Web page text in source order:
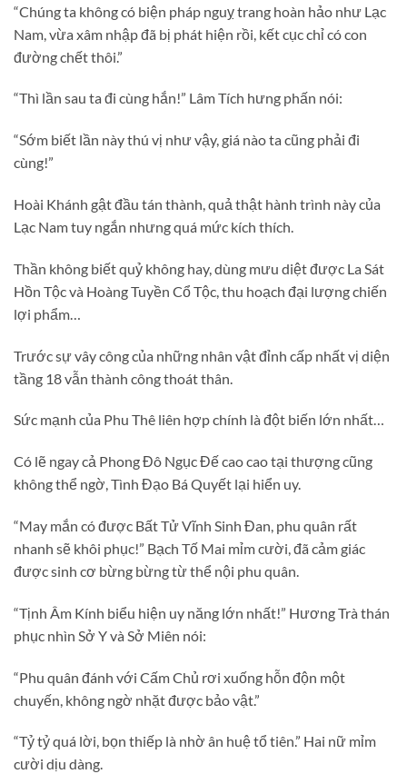
“Chúng ta không có biện pháp nguỵ trang hoàn hảo như Lạc
Nam, vừa xâm nhập đã bị phát hiện rồi, kết cục chỉ có con
đường chết thôi.”
“Thì lần sau ta đi cùng hắn!” Lâm Tích hưng phấn nói:
“Sớm biết lần này thú vị như vậy, giá nào ta cũng phải đi
cùng!”
Hoài Khánh gật đầu tán thành, quả thật hành trình này của
Lạc Nam tuy ngắn nhưng quá mức kích thích.
Thần không biết quỷ không hay, dùng mưu diệt được La Sát
Hồn Tộc và Hoàng Tuyền Cổ Tộc, thu hoạch đại lượng chiến
lợi phẩm…
Trước sự vây công của những nhân vật đỉnh cấp nhất vị diện
tầng 18 vẫn thành công thoát thân.
Sức mạnh của Phu Thê liên hợp chính là đột biến lớn nhất…
Có lẽ ngay cả Phong Đô Ngục Đế cao cao tại thượng cũng
không thể ngờ, Tình Đạo Bá Quyết lại hiển uy.
“May mắn có được Bất Tử Vĩnh Sinh Đan, phu quân rất
nhanh sẽ khôi phục!” Bạch Tố Mai mỉm cười, đã cảm giác
được sinh cơ bừng bừng từ thể nội phu quân.
“Tịnh Âm Kính biểu hiện uy năng lớn nhất!” Hương Trà thán
phục nhìn Sở Y và Sở Miên nói:
“Phu quân đánh với Cấm Chủ rơi xuống hỗn độn một
chuyến, không ngờ nhặt được bảo vật.”
“Tỷ tỷ quá lời, bọn thiếp là nhờ ân huệ tổ tiên.” Hai nữ mỉm
cười dịu dàng.